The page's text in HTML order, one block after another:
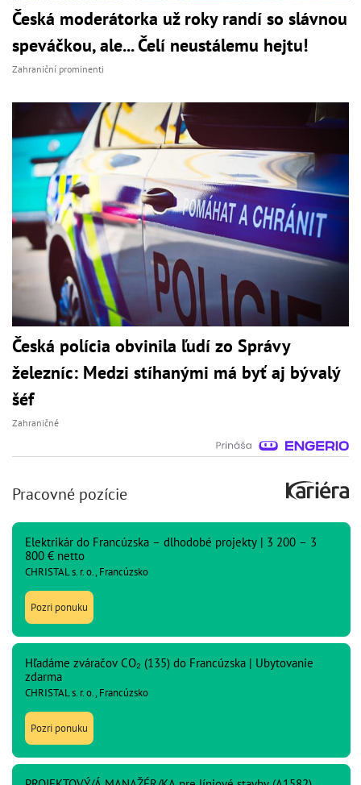
Česká moderátorka už roky randí so slávnou
speváčkou, ale... Čelí neustálemu hejtu!
Zahraniční prominenti
Česká polícia obvinila ľudí zo Správy
železníc: Medzi stíhanými má byť aj bývalý
šéf
Zahraničné
Pracovné pozície
Elektrikár do Francúzska – dlhodobé projekty | 3 200 – 3
800 € netto
CHRISTAL s. r. o., Francúzsko
Pozri ponuku
Hľadáme zváračov CO₂ (135) do Francúzska | Ubytovanie
zdarma
CHRISTAL s. r. o., Francúzsko
Pozri ponuku